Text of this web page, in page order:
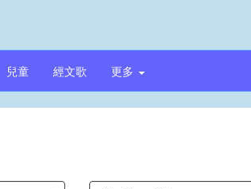
兒童 經文歌 更多